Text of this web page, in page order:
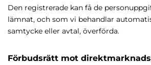
Den registrerade kan få de
lämnat, och som vi behandlar
samtycke eller avtal, överförda.
Förbudsrätt mot